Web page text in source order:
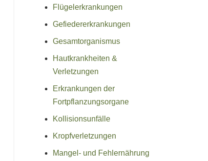
Flügelerkrankungen
Gefiedererkrankungen
Gesamtorganismus
Hautkrankheiten &
Verletzungen
Erkrankungen der
Fortpflanzungsorgane
Kollisionsunfälle
Kropfverletzungen
Mangel- und Fehlernährung